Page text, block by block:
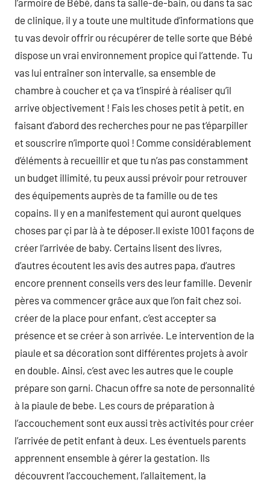
l’armoire de Bébé, dans ta salle-de-bain, ou dans ta sac
de clinique, il y a toute une multitude d’informations que
tu vas devoir offrir ou récupérer de telle sorte que Bébé
dispose un vrai environnement propice qui l’attende. Tu
vas lui entraîner son intervalle, sa ensemble de
chambre à coucher et ça va t’inspiré à réaliser qu’il
arrive objectivement ! Fais les choses petit à petit, en
faisant d’abord des recherches pour ne pas t’éparpiller
et souscrire n’importe quoi ! Comme considérablement
d’éléments à recueillir et que tu n’as pas constamment
un budget illimité, tu peux aussi prévoir pour retrouver
des équipements auprès de ta famille ou de tes
copains. Il y en a manifestement qui auront quelques
choses par çi par là à te déposer.Il existe 1001 façons de
créer l’arrivée de baby. Certains lisent des livres,
d’autres écoutent les avis des autres papa, d’autres
encore prennent conseils vers des leur famille. Devenir
pères va commencer grâce aux que l’on fait chez soi.
créer de la place pour enfant, c’est accepter sa
présence et se créer à son arrivée. Le intervention de la
piaule et sa décoration sont différentes projets à avoir
en double. Ainsi, c’est avec les autres que le couple
prépare son garni. Chacun offre sa note de personnalité
à la piaule de bebe. Les cours de préparation à
l’accouchement sont eux aussi très activités pour créer
l’arrivée de petit enfant à deux. Les éventuels parents
apprennent ensemble à gérer la gestation. Ils
découvrent l’accouchement, l’allaitement, la